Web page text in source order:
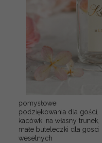
pomysłowe
podziękowania dla gości,
kacówki na własny trunek,
małe buteleczki dla gosci
weselnych